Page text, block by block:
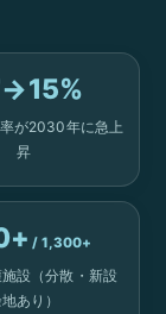
が2030年に急上
昇
/ 1,300+
設（分散・新設
あり）